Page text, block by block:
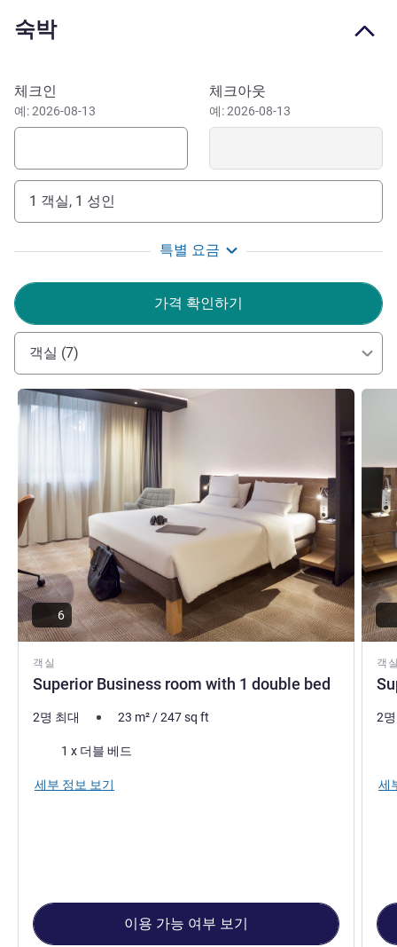
conscious hotel also provides a free car park for electric
In the heart of French-speaking Switzerland, our hotel is an
ideal starting point for your Lausanne stay. 10 mins from
lakeside walk or cultural tour.
modern, environmentally-friendly Novotel.
숙박
이 호텔 예약하기
체크인
예: 2026-08-13
체크아웃
예: 2026-08-13
1 객실, 1 성인
특별 요금
가격 확인하기
객실 (7)
객실
Superior Business room with 1 double bed
세부 정보 보기
6
2명 최대 23 m²/247sq ft
1 x 더블 베드
세부 정보 보기
이용 가능 여부 보기
객
세부
2
세